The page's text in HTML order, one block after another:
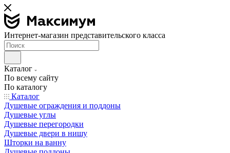
Интернет-магазин представительского класса
Каталог
По всему сайту
По каталогу
Каталог
Душевые ограждения и поддоны
Душевые углы
Душевые перегородки
Душевые двери в нишу
Шторки на ванну